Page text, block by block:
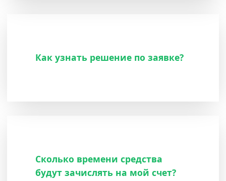
Как узнать решение по заявке?
Сколько времени средства
будут зачислять на мой счет?